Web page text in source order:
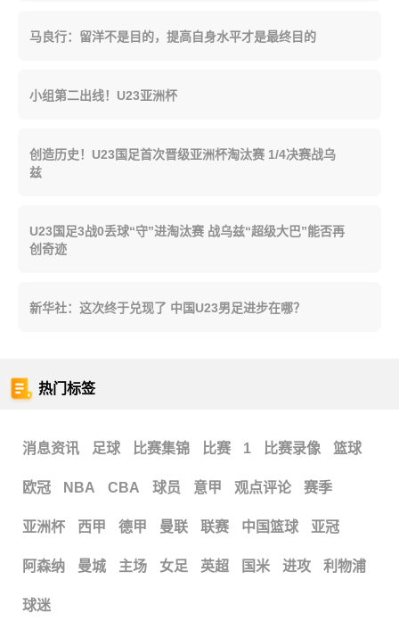
马良行：留洋不是目的，提高自身水平才是最终目的
小组第二出线！U23亚洲杯
创造历史！U23国足首次晋级亚洲杯淘汰赛 1/4决赛战乌
兹
U23国足3战0丢球“守”进淘汰赛 战乌兹“超级大巴”能否再
创奇迹
新华社：这次终于兑现了 中国U23男足进步在哪？
热门标签
消息资讯 足球 比赛集锦 比赛 1 比赛录像 篮球
欧冠 NBA CBA 球员 意甲 观点评论 赛季
亚洲杯 西甲 德甲 曼联 联赛 中国篮球 亚冠
阿森纳 曼城 主场 女足 英超 国米 进攻 利物浦
球迷